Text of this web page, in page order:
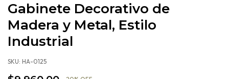
Gabinete Decorativo de
Madera y Metal, Estilo
Industrial
SKU: HA-0125